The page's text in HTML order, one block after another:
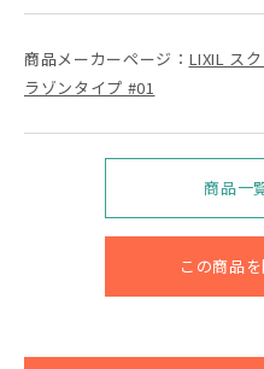
商品メーカーページ： LIXIL ス
ラゾンタイプ #01
商品一
この商品